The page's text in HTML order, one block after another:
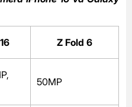
Z Fold 6
50MP